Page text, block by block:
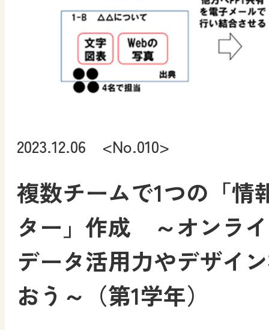
2023.12.06 <No.010>
複数チームで1つの「情
ター」作成 ～オンラ
データ活用力やデザイ
おう～（第1学年）